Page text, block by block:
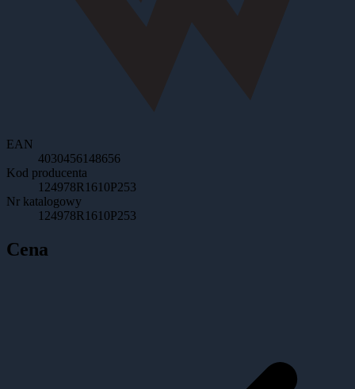
EAN
4030456148656
Kod producenta
124978R1610P253
Nr katalogowy
124978R1610P253
Cena